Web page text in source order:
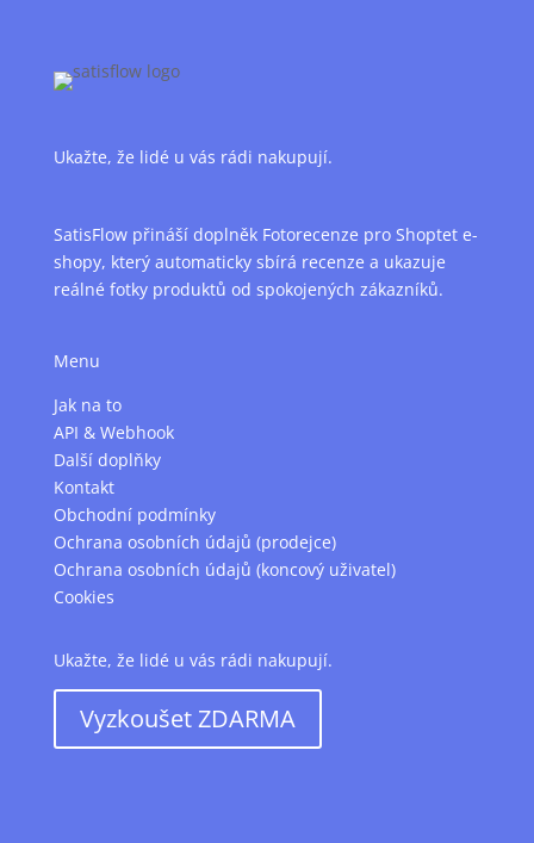
Ukažte, že lidé u vás rádi nakupují.
SatisFlow přináší doplněk Fotorecenze pro Shoptet e-
shopy, který automaticky sbírá recenze a ukazuje
reálné fotky produktů od spokojených zákazníků.
Menu
Jak na to
API & Webhook
Další doplňky
Kontakt
Obchodní podmínky
Ochrana osobních údajů (prodejce)
Ochrana osobních údajů (koncový uživatel)
Cookies
Ukažte, že lidé u vás rádi nakupují.
Vyzkoušet ZDARMA